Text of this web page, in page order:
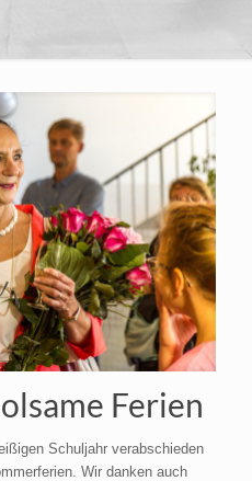
Ferien
Schuljahr verabschieden
Wir danken auch